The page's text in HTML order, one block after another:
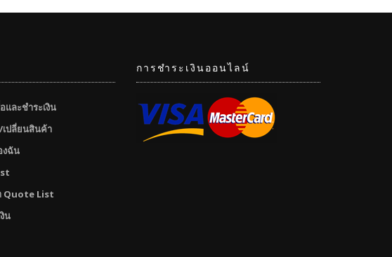
ละชำระเงิน
ปลี่ยนสินค้า
งฉัน
Quote List
น
การชำระเงินออนไลน์